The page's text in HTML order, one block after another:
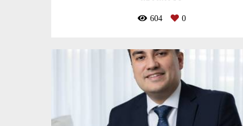
604 0